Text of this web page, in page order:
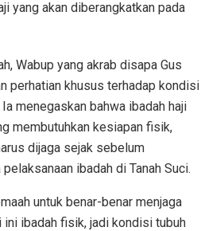
yang akan diberangkatkan pada
Wabup yang akrab disapa Gus
perhatian khusus terhadap kondisi
menegaskan bahwa ibadah haji
membutuhkan kesiapan fisik,
dijaga sejak sebelum
ibadah di Tanah Suci.
untuk benar-benar menjaga
ini ibadah fisik, jadi kondisi tubuh